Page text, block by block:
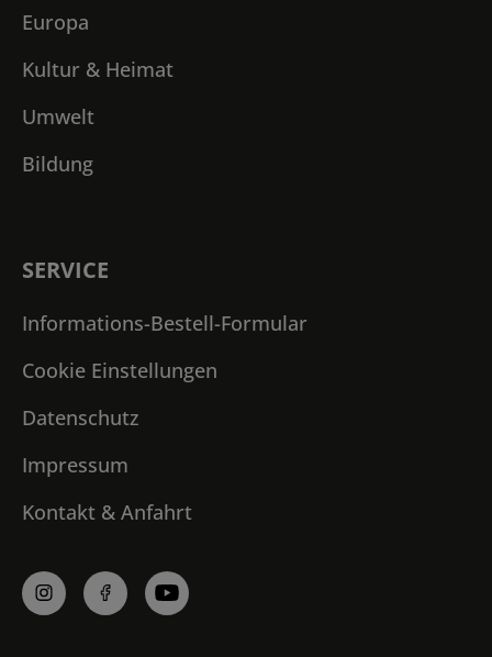
Europa
Kultur & Heimat
Umwelt
Bildung
SERVICE
Informations-Bestell-Formular
Cookie Einstellungen
Datenschutz
Impressum
Kontakt & Anfahrt
Profile
in